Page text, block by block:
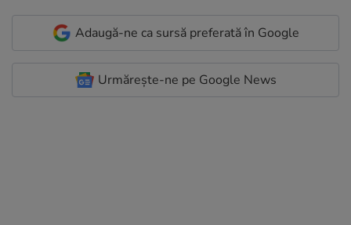
Adaugă-ne ca sursă preferată în Google
Urmărește-ne pe Google News